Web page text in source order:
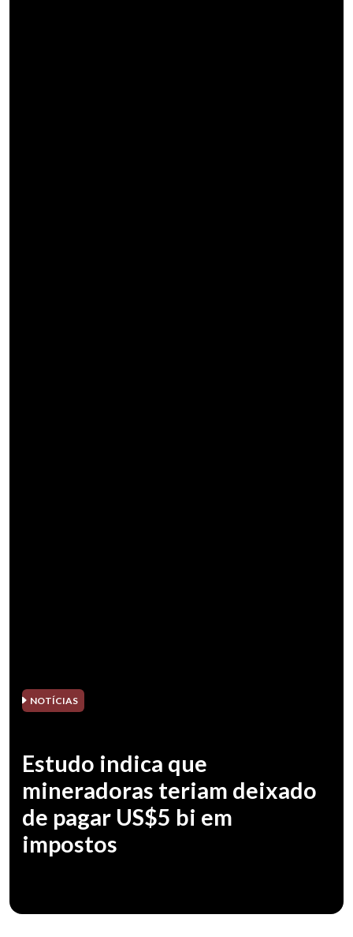
NOTÍCIAS
Estudo indica que
mineradoras teriam deixado
de pagar US$5 bi em
impostos